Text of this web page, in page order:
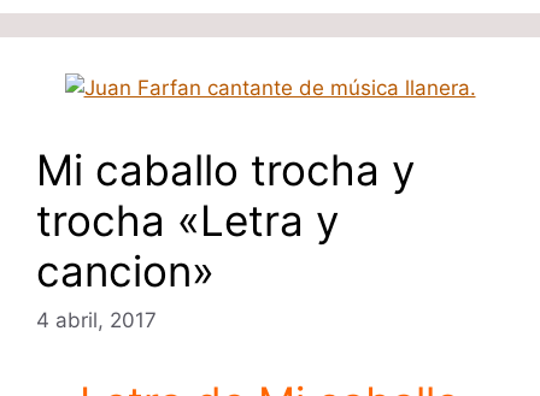
Mi caballo trocha y
trocha «Letra y
cancion»
4 abril, 2017